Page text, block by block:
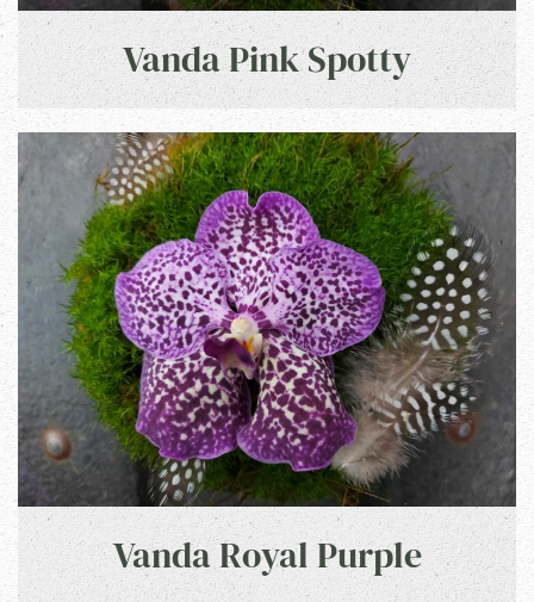
Vanda Pink Spotty
Vanda Royal Purple